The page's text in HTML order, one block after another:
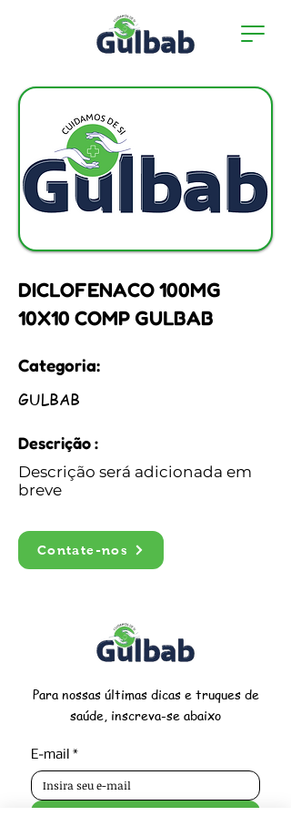
DICLOFENACO 100MG
10X10 COMP GULBAB
Categoria:
GULBAB
Descrição :
Descrição será adicionada em
breve
Contate-nos
Para nossas últimas dicas e truques de
saúde, inscreva-se abaixo
E-mail *